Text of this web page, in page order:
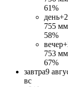
61%
день
755 мм
58%
вечер
753 мм
67%
завтра9
вс